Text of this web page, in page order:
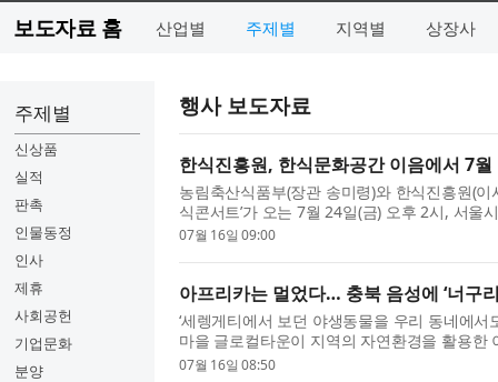
보도자료 홈 산업별 주제별 지역별 상장사
주제별
신상품
실적
판촉
인물동정
인사
제휴
사회공헌
기업문화
분양
행사 보도자료
한식진흥원, 한식문화공간 이음에서 7
농림축산식품부(장관 송미령)와 한식진흥원(이
식콘서트’가 오는 7월 24일(금) 오후 2시, 서울
음에서 열린다. 이번 콘서트의 연사는 요리연
07월 16일 09:00
아프리카는 멀었다… 충북 음성에 ‘너구
‘세렝게티에서 보던 야생동물을 우리 동네에서
마을 글로컬타운이 지역의 자연환경을 활용한
소리랑 나이트 워크’를 선보이며 새로운 로컬
07월 16일 08:50